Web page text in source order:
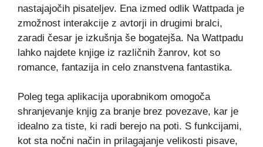
nastajajočih pisateljev. Ena izmed odlik Wattpada je
zmožnost interakcije z avtorji in drugimi bralci,
zaradi česar je izkušnja še bogatejša. Na Wattpadu
lahko najdete knjige iz različnih žanrov, kot so
romance, fantazija in celo znanstvena fantastika.
Poleg tega aplikacija uporabnikom omogoča
shranjevanje knjig za branje brez povezave, kar je
idealno za tiste, ki radi berejo na poti. S funkcijami,
kot sta nočni način in prilagajanje velikosti pisave,